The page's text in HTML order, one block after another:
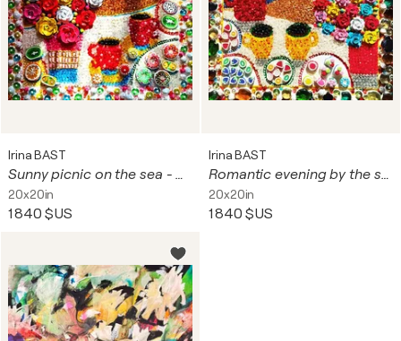
Irina BAST
Sunny picnic on the sea - Colorful summer joyful positive mood abstract still life with mosaic & glass. Naive fine art decorative hanging wall sculpture
20x20in
1 840 $US
Irina BAST
Romantic evening by the sea - Colorful summer joyful positive mood abstract still life with mosaic & glass. Naive fine art decorative hanging wall sculpture
20x20in
1 840 $US